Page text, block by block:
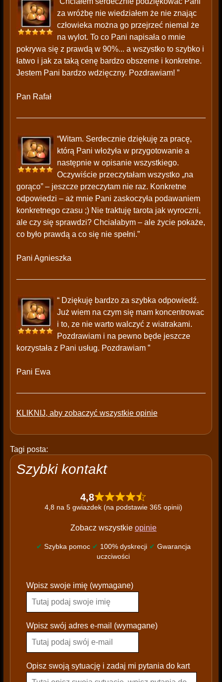
za wróżbę nie wiedziałem że nie znając
człowieka można go przejrzeć niemal że
na wylot. To co Pani napisała o mnie
pokrywa się z prawdą w 90%... a wszystko to szybko i
łatwo i jak za taką cenę bardzo obszerne i konkretne.
Jestem Pani bardzo wdzięczny. Pozdrawiam! ”
Pan Rafał
“Witam. Serdecznie dziękuję za pracę,
którą Pani włożyła w przygotowanie a
następnie w opisanie wszystkiego.
Oczywiście przeczytałam wszystko „na
gorąco” – jeszcze przeczytam nie raz. Konkretne
odpowiedzi – aż mnie Pani zaskoczyła podawaniem
konkretnego czasu ;) Nie traktuję tarota jak wyroczni,
ale czy się sprawdzi? Chciałabym – ale życie pokaże,
co było prawdą a co się nie spełni.”
Pani Agnieszka
“ Dziękuję bardzo za szybka odpowiedź.
Już wiem na czym się mam koncentrowac
i to, ze nie warto walczyć z wiatrakami.
Pozdrawiam i na pewno będe jeszcze
korzystała z Pani usług. Pozdrawiam ”
Pani Ewa
KLIKNIJ, aby zobaczyć wszystkie opinie
Tagi posta:
Szybki kontakt
4,8
4,8 na 5 gwiazdek (na podstawie 365 opinii)
Zobacz wszystkie opinie
✔ Szybka pomoc ✔ 100% dyskrecji ✔ Gwarancja
uczciwości
l
a
s
e
a
Wpisz swoje imię (wymagane)
Wpisz swój adres e-mail (wymagane)
Opisz swoją sytuację i zadaj mi pytania do kart